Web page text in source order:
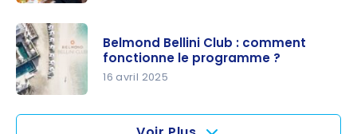
programm
e ?
Luxury
Circle :
comment
fonctionne
le
Belmond Bellini Club : comment
fonctionne le programme ?
16 avril 2025